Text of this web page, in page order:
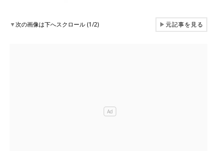
▼次の画像は下へスクロール (1/2) ▶元記事を見る